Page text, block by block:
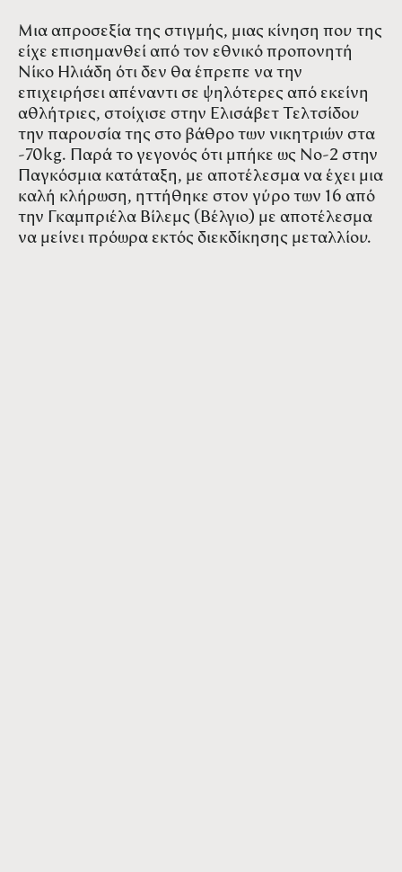
Μια απροσεξία της στιγμής, μιας κίνηση που της
είχε επισημανθεί από τον εθνικό προπονητή
Νίκο Ηλιάδη ότι δεν θα έπρεπε να την
επιχειρήσει απέναντι σε ψηλότερες από εκείνη
αθλήτριες, στοίχισε στην Ελισάβετ Τελτσίδου
την παρουσία της στο βάθρο των νικητριών στα
-70kg. Παρά το γεγονός ότι μπήκε ως Νο-2 στην
Παγκόσμια κατάταξη, με αποτέλεσμα να έχει μια
καλή κλήρωση, ηττήθηκε στον γύρο των 16 από
την Γκαμπριέλα Βίλεμς (Βέλγιο) με αποτέλεσμα
να μείνει πρόωρα εκτός διεκδίκησης μεταλλίου.